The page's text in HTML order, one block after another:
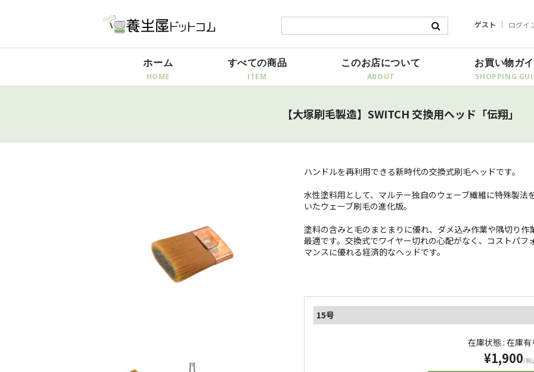
ゲスト ログイ
ホーム すべての商品 このお店について お買い物ガ
【大塚刷毛製造】SWITCH 交換用ヘッド「伝翔」
ハンドルを再利用できる新時代の交換式刷毛ヘッドです。
水性塗料用として、マルテー独自のウェーブ繊維に特殊製法
いたウェーブ刷毛の進化版。
塗料の含みと毛のまとまりに優れ、ダメ込み作業や隅切り作
最適です。交換式でワイヤー切れの心配がなく、コストパフ
マンスに優れる経済的なヘッドです。
15号
在庫状態 : 在庫有
¥1,900(税